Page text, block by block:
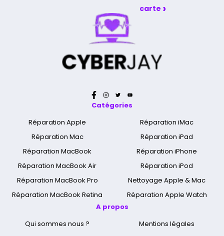
carte ›
Catégories
Réparation Apple
Réparation Mac
Réparation MacBook
Réparation MacBook Air
Réparation MacBook Pro
Réparation MacBook Retina
Réparation iMac
Réparation iPad
Réparation iPhone
Réparation iPod
Nettoyage Apple & Mac
Réparation Apple Watch
A propos
Qui sommes nous ?
Mentions légales